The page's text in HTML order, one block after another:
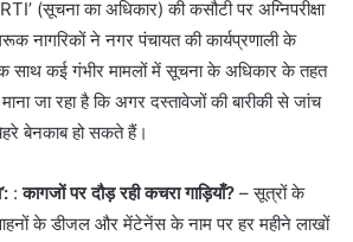
(सूचना का अधिकार) की कसौटी पर अग्निपरीक्षा
नागरिकों ने नगर पंचायत की कार्यप्रणाली के
साथ कई गंभीर मामलों में सूचना के अधिकार के तहत
जा रहा है कि अगर दस्तावेजों की बारीकी से जांच
बेनकाब हो सकते हैं।
:कागजों पर दौड़ रही कचरा गाड़ियाँ? – सूत्रों के
के डीजल और मेंटेनेंस के नाम पर हर महीने लाखों